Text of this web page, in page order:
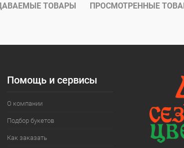
ТОВАРЫ ПРОСМОТРЕННЫЕ
Помощь и сервисы
О компании
Подбор букетов
Как заказать